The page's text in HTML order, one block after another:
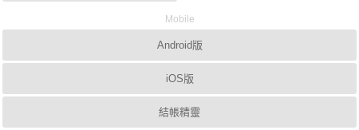
Mobile
Android版
iOS版
結帳精靈